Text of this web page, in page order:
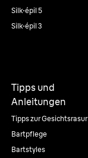
Silk·épil 5
Silk·épil 3
Tipps und
Anleitungen
Tipps zur Gesichtsrasur
Bartpflege
Bartstyles